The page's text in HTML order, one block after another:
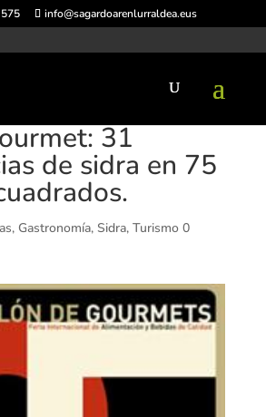
info@sagardoarenlurraldea.eus
31
de sidra en 75
, Gastronomía, Sidra, Turismo 0